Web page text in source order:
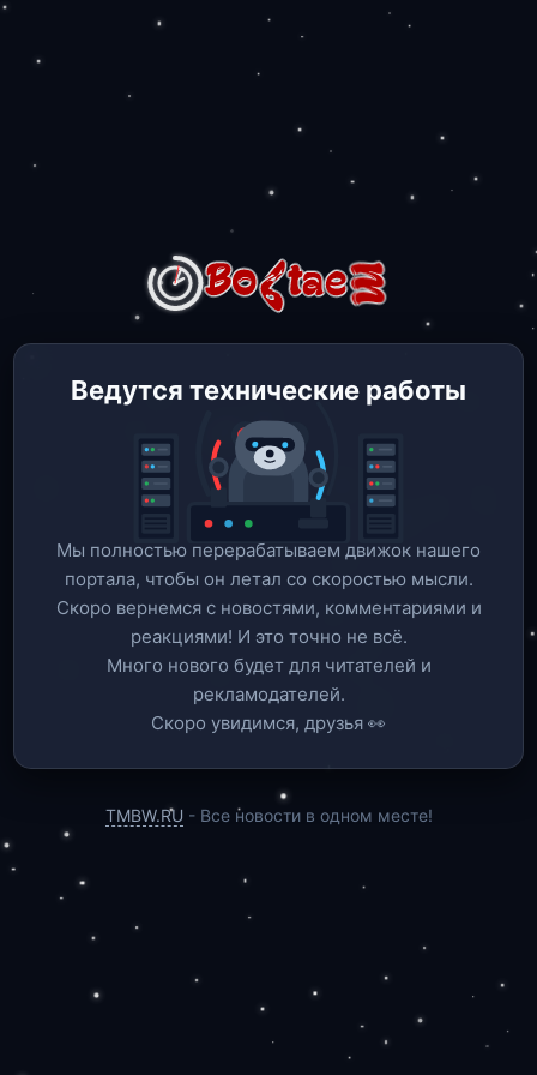
Ведутся технические работы
Мы полностью перерабатываем движок нашего
портала, чтобы он летал со скоростью мысли.
Скоро вернемся c новостями, комментариями и
реакциями! И это точно не всё.
Много нового будет для читателей и
рекламодателей.
Скоро увидимся, друзья 👀
TMBW.RU - Все новости в одном месте!